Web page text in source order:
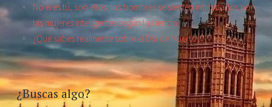
No eres tú, son ellos: los hombres se sienten intimidados por
las mujeres inteligentes según la ciencia
¿Qué sabes realmente sobre el Día de Muertos?
¿Buscas algo?